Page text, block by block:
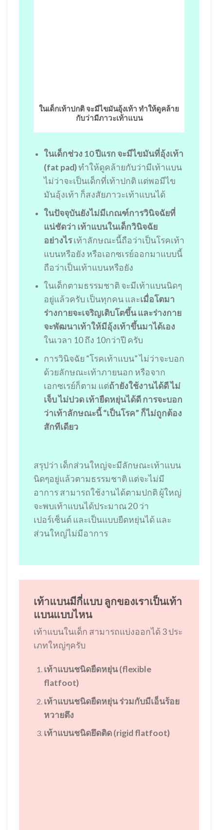
ในเด็กเท้าปกติ จะมีไขมันอุ้งเท้า ทำให้ดูคล้าย
กับว่ามีภาวะเท้าแบน
ในเด็กช่วง 10 ปีแรก จะมีไขมันที่อุ้งเท้า
(fat pad)ทำให้ดูคล้ายกับว่ามีเท้าแบน
ไม่ว่าจะเป็นเด็กที่เท้าปกติ แต่พอมีไข
มันอุ้งเท้า ก็สงสัยภาวะเท้าแบนได้
ในปัจจุบันยังไม่มีเกณฑ์การวินิจฉัยที่
แน่ชัดว่า เท้าแบนในเด็กวินิจฉัย
อย่างไรเท้าลักษณะนี้ถือว่าเป็นโรคเท้า
แบนหรือยัง หรือเอกซเรย์ออกมาแบบนี้
ถือว่าเป็นเท้าแบนหรือยัง
ในเด็กตามธรรมชาติ จะมีเท้าแบนนิดๆ
อยู่แล้วครับ เป็นทุกคน และเมื่อโตมา
ร่างกายจะเจริญเติบโตขึ้น และร่างกาย
จะพัฒนาเท้าให้มีอุ้งเท้าขึ้นมาได้เอง
ในเวลา 10 ถึง 10กว่าปี ครับ
การวินิจฉัย “โรคเท้าแบน” ไม่ว่าจะบอก
ด้วยลักษณะเท้าภายนอก หรือจาก
เอกซเรย์ก็ตาม แต่ถ้ายังใช้งานได้ดี ไม่
เจ็บ ไม่ปวด เท้ายืดหยุ่นได้ดี การจะบอก
ว่าเท้าลักษณะนี้ “เป็นโรค” ก็ไม่ถูกต้อง
สักทีเดียว
สรุปว่า เด็กส่วนใหญ่จะมีลักษณะเท้าแบน
นิดๆอยู่แล้วตามธรรมชาติ แต่จะไม่มี
อาการ สามารถใช้งานได้ตามปกติ ผู้ใหญ่
จะพบเท้าแบนได้ประมาณ 20 ว่า
เปอร์เซ็นต์ และเป็นแบบยืดหยุ่นได้ และ
ส่วนใหญ่ไม่มีอาการ
เท้าแบนมีกี่แบบ ลูกของเราเป็นเท้า
แบนแบบไหน
เท้าแบนในเด็ก สามารถแบ่งออกได้ 3 ประ
เภทใหญ่ๆครับ
เท้าแบนชนิดยืดหยุ่น (flexible
flatfoot)
เท้าแบนชนิดยืดหยุ่น ร่วมกับมีเอ็นร้อย
หวายตึง
เท้าแบนชนิดยึดติด (rigid flatfoot)